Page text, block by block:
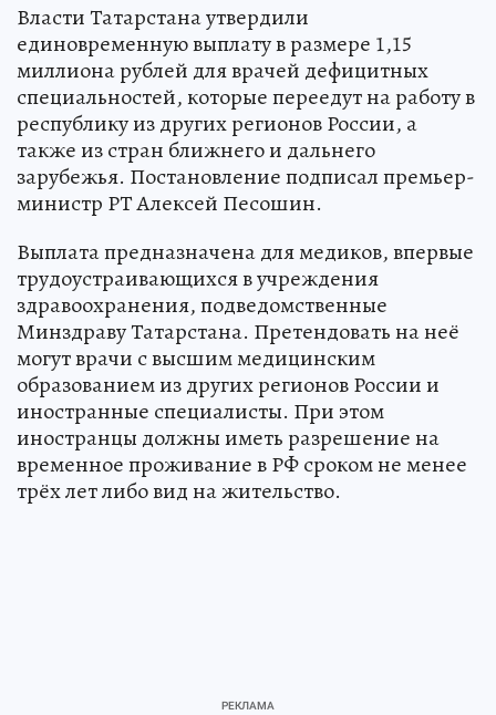
Власти Татарстана утвердили
единовременную выплату в размере 1,15
миллиона рублей для врачей дефицитных
специальностей, которые переедут на работу в
республику из других регионов России, а
также из стран ближнего и дальнего
зарубежья. Постановление подписал премьер-
министр РТ Алексей Песошин.
Выплата предназначена для медиков, впервые
трудоустраивающихся в учреждения
здравоохранения, подведомственные
Минздраву Татарстана. Претендовать на неё
могут врачи с высшим медицинским
образованием из других регионов России и
иностранные специалисты. При этом
иностранцы должны иметь разрешение на
временное проживание в РФ сроком не менее
трёх лет либо вид на жительство.